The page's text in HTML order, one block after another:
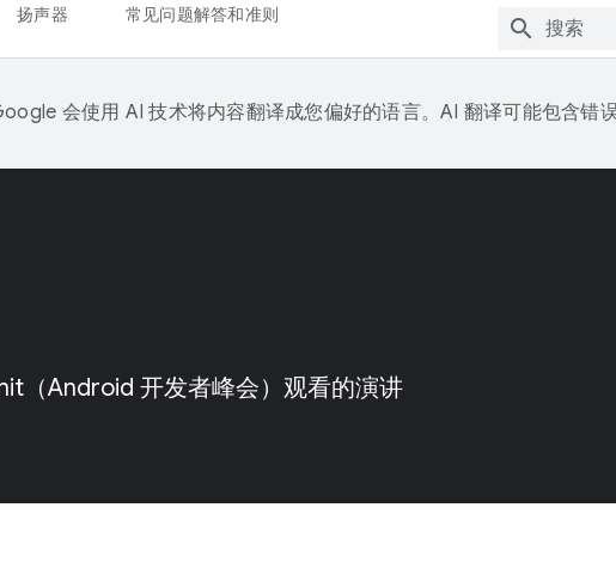
扬声器 常见问题解答和准则
会使用 AI 技术将内容翻译成您偏好的语言。AI 翻译可能包含错
（Android 开发者峰会）观看的演讲